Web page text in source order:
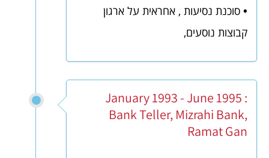
• סוכנת נסיעות , אחראית על ארגון
קבוצות נוסעים,
January 1993 - June 1995 :
Bank Teller, Mizrahi Bank,
Ramat Gan